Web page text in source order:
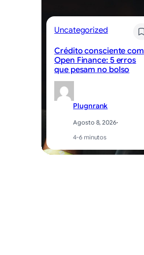
Uncategorized
Crédito consciente com
Open Finance: 5 erros
que pesam no bolso
Plugnrank
Agosto 8, 2026·
4-6 minutos